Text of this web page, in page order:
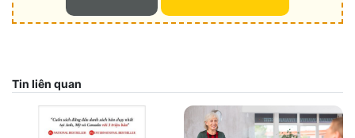
Tin liên quan